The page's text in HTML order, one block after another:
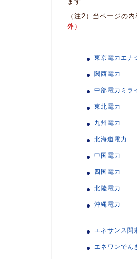
（注2）当ページの
外）
東京電力エナ
関西電力
中部電力ミラ
東北電力
九州電力
北海道電力
中国電力
四国電力
北陸電力
沖縄電力
エネサンス関
エネワンでん